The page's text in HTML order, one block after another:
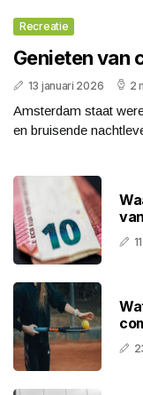
Recreatie
Genieten van
13 januari 2026 2
Amsterdam staat
en bruisende